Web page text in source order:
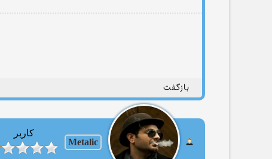
بازگفت
Metalic
کاربر